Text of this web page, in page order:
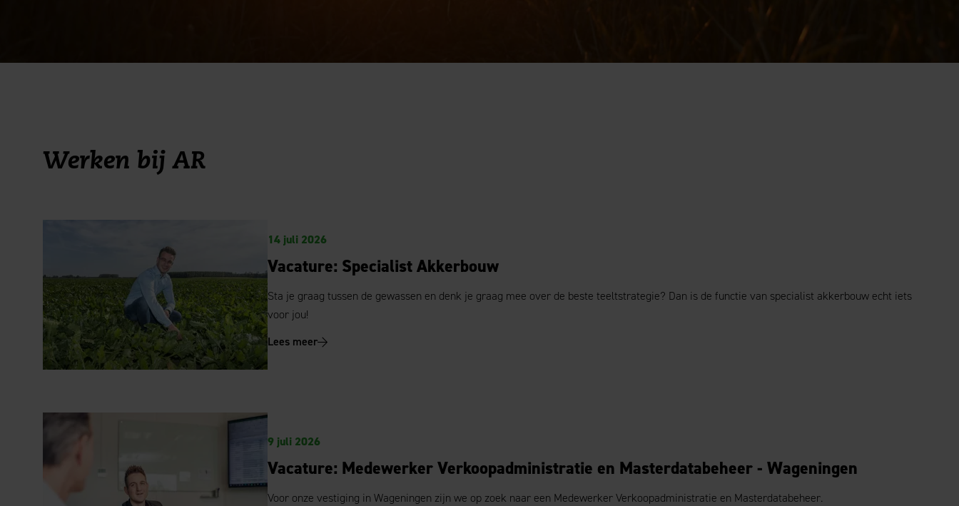
Werken bij AR
14 juli 2026
Vacature: Specialist Akkerbouw
Sta je graag tussen de gewassen en denk je graag mee over de beste teeltstrategie? Dan is de functie van specialist akkerbouw echt iets
voor jou!
Lees meer
9 juli 2026
Vacature: Medewerker Verkoopadministratie en Masterdatabeheer - Wageningen
Voor onze vestiging in Wageningen zijn we op zoek naar een Medewerker Verkoopadministratie en Masterdatabeheer.